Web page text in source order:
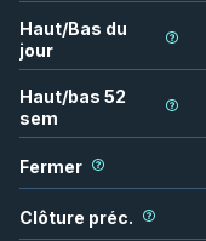
Haut/Bas du
jour
Haut/bas 52
sem
Fermer
Clôture préc.